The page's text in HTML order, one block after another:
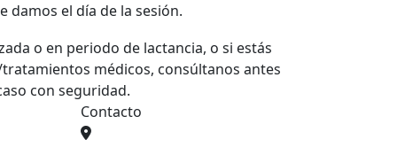
damos el día de la sesión.
o en periodo de lactancia, o si estás
médicos, consúltanos antes
con seguridad.
Contacto